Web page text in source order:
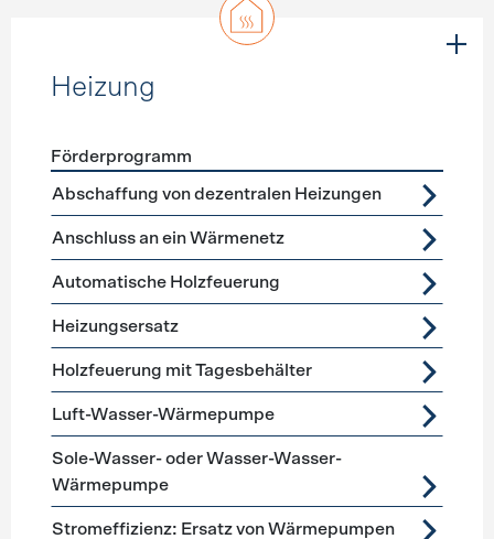
Heizung
Förderprogramme Heizung
Förderprogramm
Abschaffung von dezentralen Heizungen
Anschluss an ein Wärmenetz
Automatische Holzfeuerung
Heizungsersatz
Holzfeuerung mit Tagesbehälter
Luft-Wasser-Wärmepumpe
Sole-Wasser- oder Wasser-Wasser-
Wärmepumpe
Stromeffizienz: Ersatz von Wärmepumpen